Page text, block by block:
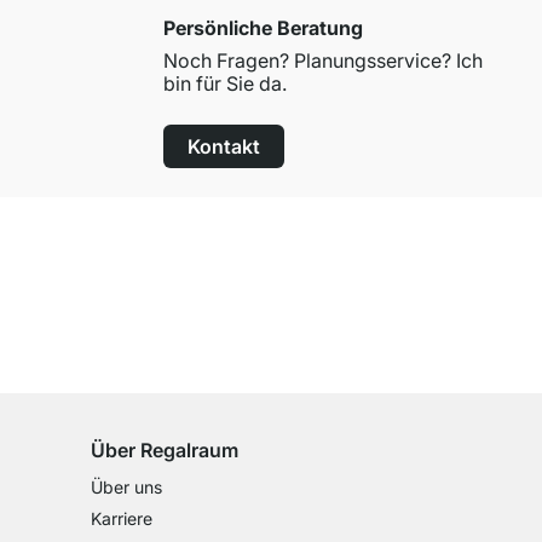
Persönliche Beratung
Noch Fragen? Planungsservice? Ich
bin für Sie da.
Kontakt
Über Regalraum
Über uns
Karriere